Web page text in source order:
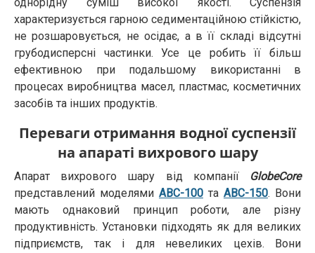
характеризується гарною седиментаційною стійкістю,
не розшаровується, не осідає, а в її складі відсутні
грубодисперсні частинки. Усе це робить її більш
ефективною при подальшому використанні в
процесах виробництва масел, пластмас, косметичних
засобів та інших продуктів.
Переваги отримання водної суспензії
на апараті вихрового шару
Апарат вихрового шару від компанії
GlobeCore
представлений моделями АВС-100 та АВС-150. Вони
мають однаковий принцип роботи, але різну
продуктивність. Установки підходять як для великих
підприємств, так і для невеликих цехів. Вони